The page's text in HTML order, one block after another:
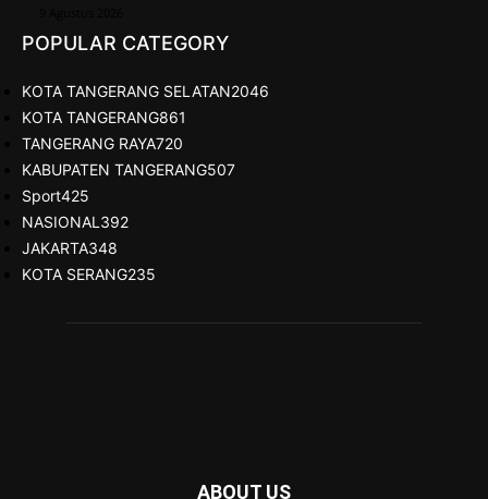
POPULAR CATEGORY
KOTA TANGERANG SELATAN2046
KOTA TANGERANG861
TANGERANG RAYA720
KABUPATEN TANGERANG507
Sport425
NASIONAL 392
JAKARTA348
KOTA SERANG235
ABOUT US